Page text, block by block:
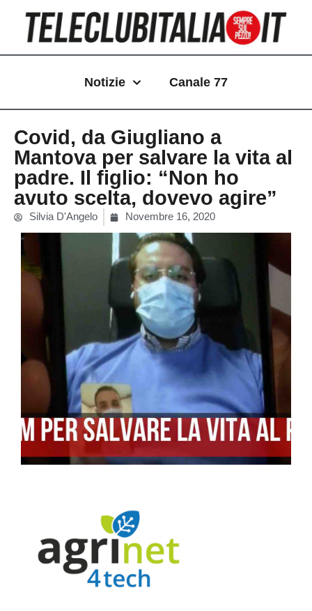
contenuto
Notizie Canale 77
Covid, da Giugliano a
Mantova per salvare la vita al
padre. Il figlio: “Non ho
avuto scelta, dovevo agire”
Silvia D'Angelo Novembre 16, 2020